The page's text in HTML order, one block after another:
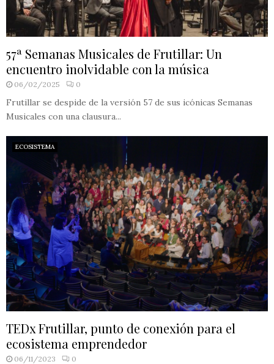
57ª Semanas Musicales de Frutillar: Un
encuentro inolvidable con la música
06/02/2025 0
Frutillar se despide de la versión 57 de sus icónicas Semanas
Musicales con una clausura...
ECOSISTEMA
TEDx Frutillar, punto de conexión para el
ecosistema emprendedor
06/11/2023 0